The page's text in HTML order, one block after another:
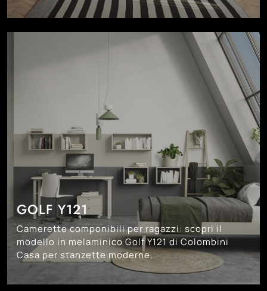
GOLF Y121
Camerette componibili per ragazzi: scopri il
modello in melaminico Golf Y121 di Colombini
Casa per stanzette moderne.